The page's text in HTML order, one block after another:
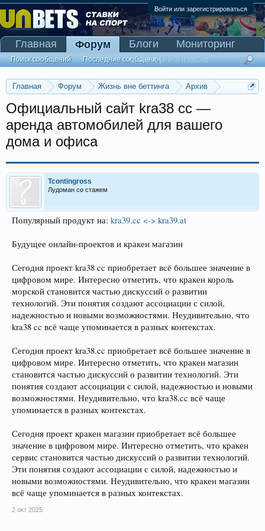
Войти или зарегистрироваться
Главная Форум Жизнь вне беттинга
Архив
Прогнозы на Олимпийские игры 2016
Официальный сайт kra38 cc —
аренда автомобилей для вашего
дома и офиса
Tcontingross
Лудоман со стажем
Популярный продукт на: kra39.cc <-> kra39.at
Будущее онлайн-проектов и кракен магазин
Сегодня проект kra38 cc приобретает всё большее значение в
цифровом мире. Интересно отметить, что кракен король
морской становится частью дискуссий о развитии
технологий. Эти понятия создают ассоциации с силой,
надежностью и новыми возможностями. Неудивительно, что
kra38 cc всё чаще упоминается в разных контекстах.
Сегодня проект kra38.cc приобретает всё большее значение в
цифровом мире. Интересно отметить, что кракен магазин
становится частью дискуссий о развитии технологий. Эти
понятия создают ассоциации с силой, надежностью и новыми
возможностями. Неудивительно, что kra38.cc всё чаще
упоминается в разных контекстах.
Сегодня проект кракен магазин приобретает всё большее
значение в цифровом мире. Интересно отметить, что кракен
сервис становится частью дискуссий о развитии технологий.
Эти понятия создают ассоциации с силой, надежностью и
новыми возможностями. Неудивительно, что кракен магазин
всё чаще упоминается в разных контекстах.
2 окт 2025
Главная Форум
Поиск сообщений Последние сообщения
Блоги
Мониторинг
Сканер Pinnacle